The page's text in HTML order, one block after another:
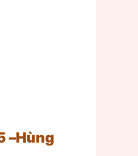
–Hùng